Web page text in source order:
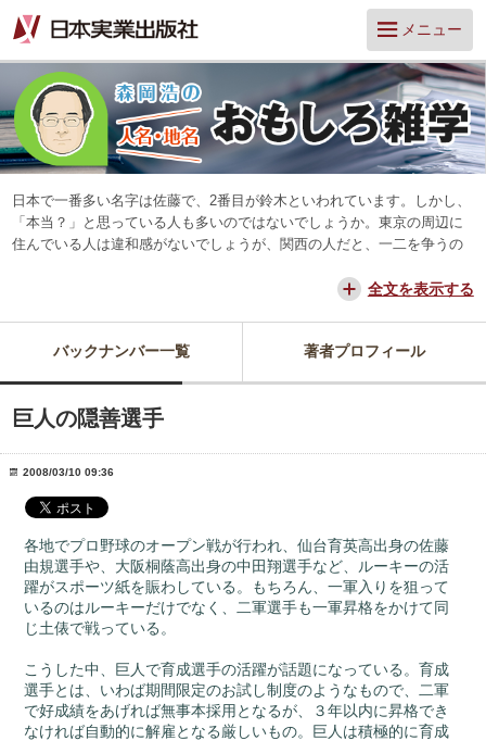
メニュー
日本で一番多い名字は佐藤で、2番目が鈴木といわれています。しかし、
「本当？」と思っている人も多いのではないでしょうか。東京の周辺に
住んでいる人は違和感がないでしょうが、関西の人だと、一二を争うの
交通が便利になって、東京からだと、離島や山中を除いてほとんどの所
思っています。
全文を表示する
バックナンバー一覧 著者プロフィール
巨人の隠善選手
2008/03/10 09:36
各地でプロ野球のオープン戦が行われ、仙台育英高出身の佐藤
由規選手や、大阪桐蔭高出身の中田翔選手など、ルーキーの活
躍がスポーツ紙を賑わしている。もちろん、一軍入りを狙って
いるのはルーキーだけでなく、二軍選手も一軍昇格をかけて同
じ土俵で戦っている。
こうした中、巨人で育成選手の活躍が話題になっている。育成
選手とは、いわば期間限定のお試し制度のようなもので、二軍
で好成績をあげれば無事本採用となるが、３年以内に昇格でき
なければ自動的に解雇となる厳しいもの。巨人は積極的に育成